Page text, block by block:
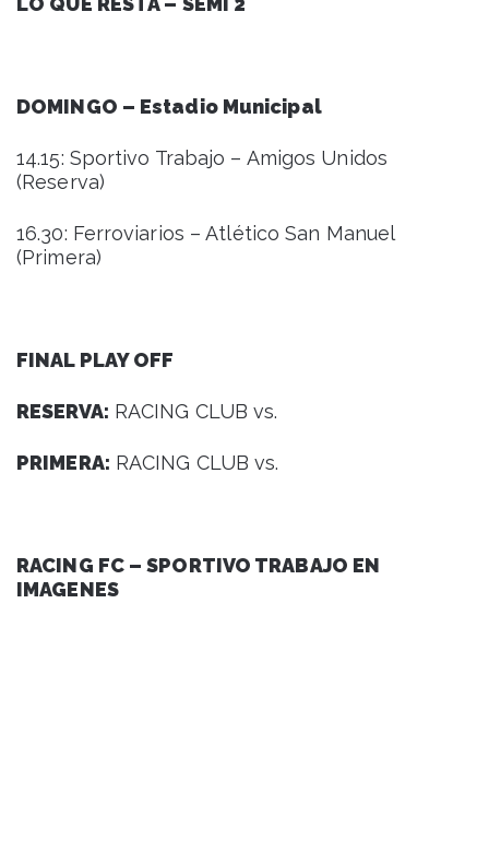
DOMINGO – Estadio Municipal
14.15: Sportivo Trabajo – Amigos Unidos
(Reserva)
16.30: Ferroviarios – Atlético San Manuel
(Primera)
FINAL PLAY OFF
RESERVA: RACING CLUB vs.
PRIMERA: RACING CLUB vs.
RACING FC – SPORTIVO TRABAJO EN
IMAGENES